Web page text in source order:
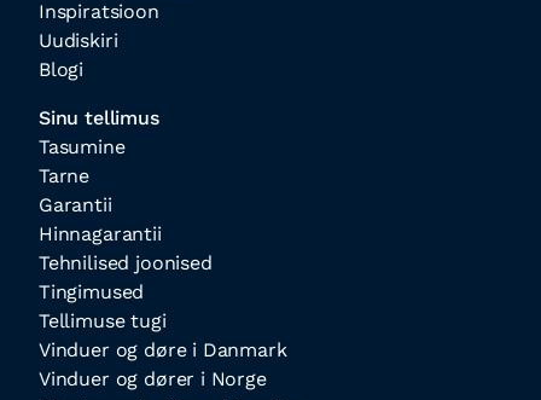
Inspiratsioon
Uudiskiri
Blogi
Sinu tellimus
Tasumine
Tarne
Garantii
Hinnagarantii
Tehnilised joonised
Tingimused
Tellimuse tugi
Vinduer og døre i Danmark
Vinduer og dører i Norge